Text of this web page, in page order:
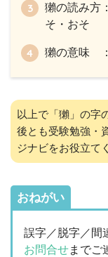
獺の読み方
そ・おそ
獺の意味
以上で「獺」の字
後とも受験勉強・
ジナビをお役立て
おねがい
誤字／脱字／間
お問合せまでご